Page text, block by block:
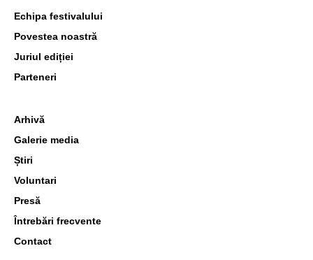
Arhivă
Galerie media
Știri
Voluntari
Presă
Întrebări frecvente
Contact
Echipa festivalului
Povestea noastră
Juriul ediției
Parteneri